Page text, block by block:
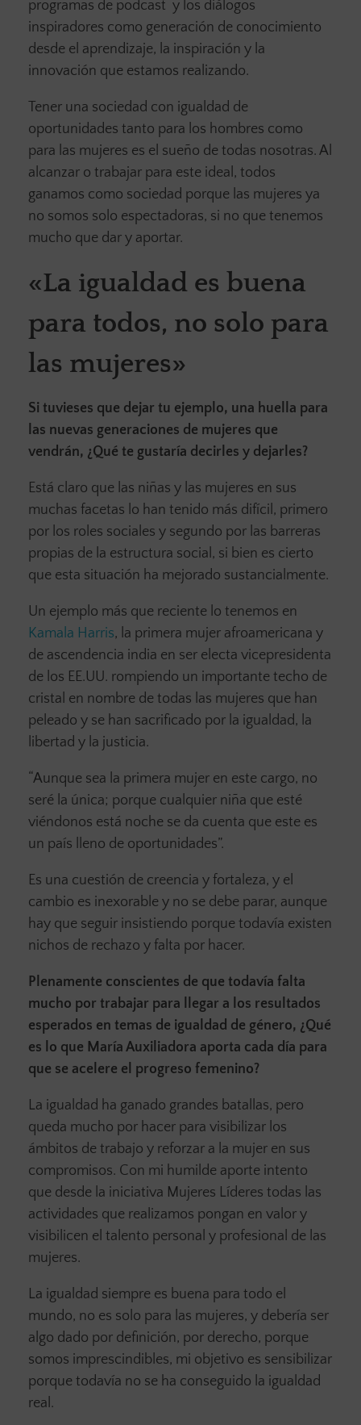
programas de podcast y los diálogos
inspiradores como generación de conocimiento
desde el aprendizaje, la inspiración y la
innovación que estamos realizando.
Tener una sociedad con igualdad de
oportunidades tanto para los hombres como
para las mujeres es el sueño de todas nosotras. Al
alcanzar o trabajar para este ideal, todos
ganamos como sociedad porque las mujeres ya
no somos solo espectadoras, si no que tenemos
mucho que dar y aportar.
«La igualdad es buena
para todos, no solo para
las mujeres»
Si tuvieses que dejar tu ejemplo, una huella para
las nuevas generaciones de mujeres que
vendrán, ¿Qué te gustaría decirles y dejarles?
Está claro que las niñas y las mujeres en sus
muchas facetas lo han tenido más difícil, primero
por los roles sociales y segundo por las barreras
propias de la estructura social, si bien es cierto
que esta situación ha mejorado sustancialmente.
Un ejemplo más que reciente lo tenemos en
Kamala Harris, la primera mujer afroamericana y
de ascendencia india en ser electa vicepresidenta
de los EE.UU. rompiendo un importante techo de
cristal en nombre de todas las mujeres que han
peleado y se han sacrificado por la igualdad, la
libertad y la justicia.
“Aunque sea la primera mujer en este cargo, no
seré la única; porque cualquier niña que esté
viéndonos está noche se da cuenta que este es
un país lleno de oportunidades”.
Es una cuestión de creencia y fortaleza, y el
cambio es inexorable y no se debe parar, aunque
hay que seguir insistiendo porque todavía existen
nichos de rechazo y falta por hacer.
Plenamente conscientes de que todavía falta
mucho por trabajar para llegar a los resultados
esperados en temas de igualdad de género, ¿Qué
es lo que María Auxiliadora aporta cada día para
que se acelere el progreso femenino?
La igualdad ha ganado grandes batallas, pero
queda mucho por hacer para visibilizar los
ámbitos de trabajo y reforzar a la mujer en sus
compromisos. Con mi humilde aporte intento
que desde la iniciativa Mujeres Líderes todas las
actividades que realizamos pongan en valor y
visibilicen el talento personal y profesional de las
mujeres.
La igualdad siempre es buena para todo el
mundo, no es solo para las mujeres, y debería ser
algo dado por definición, por derecho, porque
somos imprescindibles, mi objetivo es sensibilizar
porque todavía no se ha conseguido la igualdad
real.